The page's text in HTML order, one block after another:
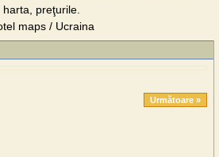
harta, preţurile.
maps / Ucraina
Următoare »